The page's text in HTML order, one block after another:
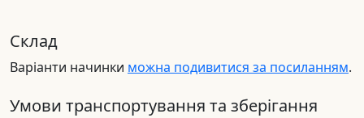
Склад
Варіанти начинки можна подивитися за посиланням.
Умови транспортування та зберігання